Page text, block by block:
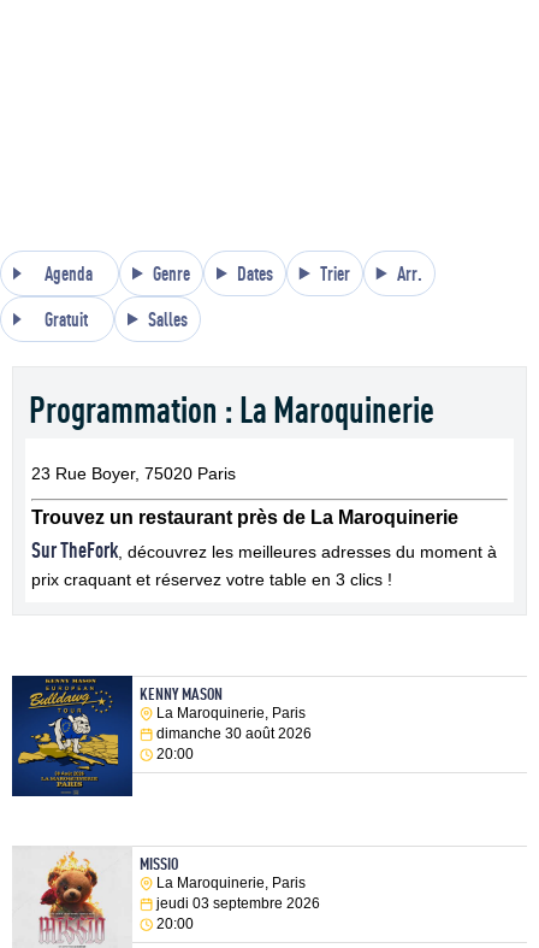
Agenda Genre Dates Trier Arr.
Gratuit Salles
Programmation : La Maroquinerie
23 Rue Boyer, 75020 Paris
Trouvez un restaurant près de La Maroquinerie
Sur TheFork , découvrez les meilleures adresses du moment à
prix craquant et réservez votre table en 3 clics !
KENNY MASON
La Maroquinerie, Paris
dimanche 30 août 2026
20:00
MISSIO
La Maroquinerie, Paris
jeudi 03 septembre 2026
20:00